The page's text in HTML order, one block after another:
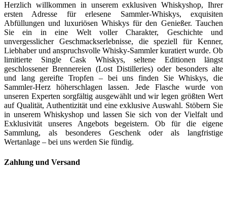
Herzlich willkommen in unserem exklusiven Whiskyshop, Ihrer
ersten Adresse für erlesene Sammler-Whiskys, exquisiten
Abfüllungen und luxuriösen Whiskys für den Genießer. Tauchen
Sie ein in eine Welt voller Charakter, Geschichte und
unvergesslicher Geschmackserlebnisse, die speziell für Kenner,
Liebhaber und anspruchsvolle Whisky-Sammler kuratiert wurde. Ob
limitierte Single Cask Whiskys, seltene Editionen längst
geschlossener Brennereien (Lost Distilleries) oder besonders alte
und lang gereifte Tropfen – bei uns finden Sie Whiskys, die
Sammler-Herz höherschlagen lassen. Jede Flasche wurde von
unseren Experten sorgfältig ausgewählt und wir legen größten Wert
auf Qualität, Authentizität und eine exklusive Auswahl. Stöbern Sie
in unserem Whiskyshop und lassen Sie sich von der Vielfalt und
Exklusivität unseres Angebots begeistern. Ob für die eigene
Sammlung, als besonderes Geschenk oder als langfristige
Wertanlage – bei uns werden Sie fündig.
Zahlung und Versand